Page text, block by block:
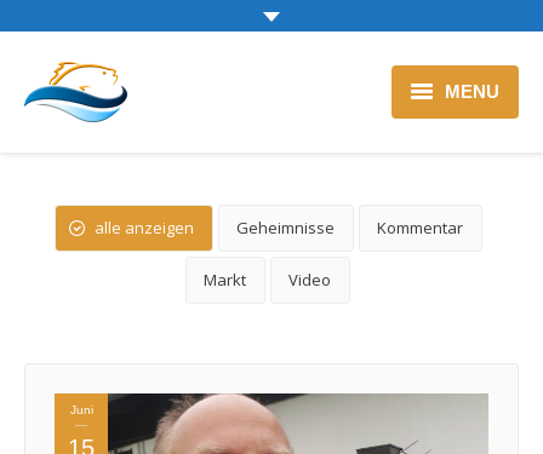
MENU
Blog
alle anzeigen Geheimnisse Kommentar
Markt Video
Juni
15